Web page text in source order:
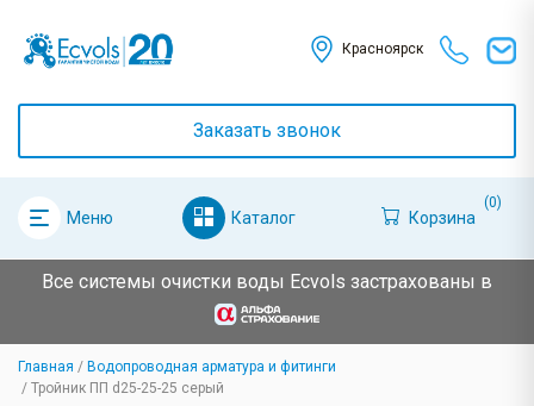
Красноярск
Заказать звонок
Меню Каталог Корзина
(0)
Все системы очистки воды Ecvols застрахованы в
Главная
Водопроводная арматура и фитинги
Тройник ПП d25-25-25 серый